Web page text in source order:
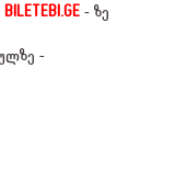
BILETEBI.GE - ზე